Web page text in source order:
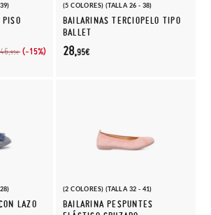
46,95€ (-15%)
(5 COLORES) (TALLA 26 - 38)
BAILARINAS TERCIOPELO TIPO
BALLET
28,95€
LAZO
(2 COLORES) (TALLA 32 - 41)
BAILARINA PESPUNTES